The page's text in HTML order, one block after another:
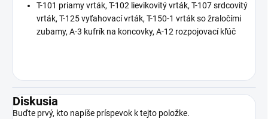
T-101 priamy vrták, T-102 lievikovitý vrták, T-107 srdcovitý
vrták, T-125 vyťahovací vrták, T-150-1 vrták so žraločími
zubamy, A-3 kufrík na koncovky, A-12 rozpojovací kľúč
Diskusia
Buďte prvý, kto napíše príspevok k tejto položke.